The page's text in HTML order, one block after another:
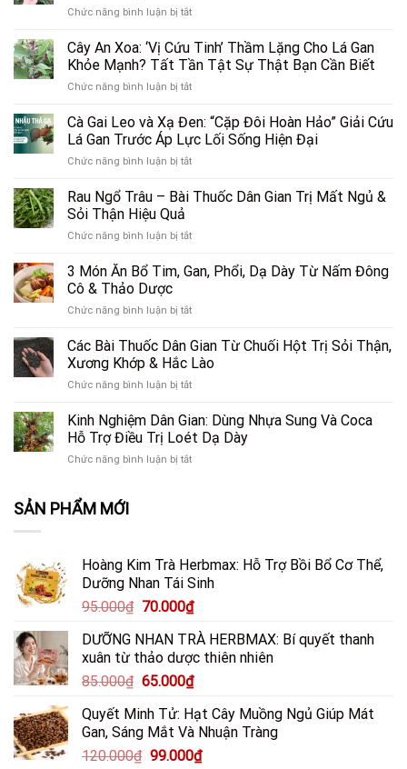
Chức năng bình luận bị tắtở
Xạ
Đen:
Công
Dụng,
Dùng
và
Lượng
Đông
Cây An Xoa: ‘Vị Cứu Tinh’ Thầm Lặng Cho Lá Gan
Khỏe Mạnh? Tất Tần Tật Sự Thật Bạn Cần Biết
Chức năng bình luận bị tắtở
An
Xoa:
‘Vị
Cứu
Thầm
Lá
Khỏe
Tần
Sự
Thật
Cà Gai Leo và Xạ Đen: “Cặp Đôi Hoàn Hảo” Giải Cứu
Lá Gan Trước Áp Lực Lối Sống Hiện Đại
Chức năng bình luận bị tắtở
Gai
Xạ
“Cặp
Hảo”
Cứu
Lá
Trước
Lực
Lối
Rau Ngổ Trâu – Bài Thuốc Dân Gian Trị Mất Ngủ &
Sỏi Thận Hiệu Quả
Chức năng bình luận bị tắtở
Ngổ
Trâu
Bài
Dân
Gian
Mất
&
Sỏi
Hiệu
3 Món Ăn Bổ Tim, Gan, Phổi, Dạ Dày Từ Nấm Đông
Cô & Thảo Dược
Chức năng bình luận bị tắtở
Món
Ăn
Bổ
Tim,
Phổi,
Dạ
Từ
Dược
Các Bài Thuốc Dân Gian Từ Chuối Hột Trị Sỏi Thận,
Xương Khớp & Hắc Lào
Chức năng bình luận bị tắtở
Bài
Thuốc
Dân
Gian
Xương
Khớp
&
Hắc
Lào
Kinh Nghiệm Dân Gian: Dùng Nhựa Sung Và Coca
Hỗ Trợ Điều Trị Loét Dạ Dày
Chức năng bình luận bị tắtở
Sung
Và
Coca
Hỗ
Trợ
Điều
Trị
Loét
Dạ
Dày
SẢN PHẨM MỚI
Hoàng Kim Trà Herbmax: Hỗ Trợ Bồi Bổ Cơ Thể,
Dưỡng Nhan Tái Sinh
95.000₫ Giá
là:
95.000₫.
70.000₫Giá
tại
là:
70.000₫.
DƯỠNG NHAN TRÀ HERBMAX: Bí quyết thanh
xuân từ thảo dược thiên nhiên
85.000₫ Giá
là:
85.000₫.
65.000₫Giá
tại
là:
65.000₫.
Quyết Minh Tử: Hạt Cây Muồng Ngủ Giúp Mát
Gan, Sáng Mắt Và Nhuận Tràng
120.000₫ Giá
99.000₫Giá